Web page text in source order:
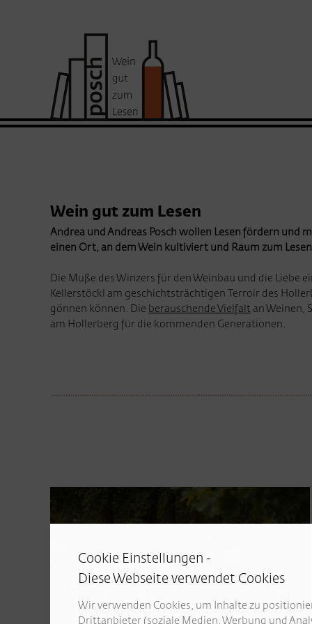
Wein gut zum Lesen
Andrea und Andreas Posch wollen Lesen fördern und
einen Ort, an dem Wein kultiviert und Raum zum
Die Muße des Winzers für den Weinbau und die Liebe
Kellerstöckl am geschichtsträchtigen Terroir des
gönnen können. Die berauschende Vielfalt an Weinen,
am Hollerberg für die kommenden Generationen.
Cookie Einstellungen -
Diese Webseite verwendet Cookies
Wir verwenden Cookies, um Inhalte zu
Drittanbieter (soziale Medien, Werbung und